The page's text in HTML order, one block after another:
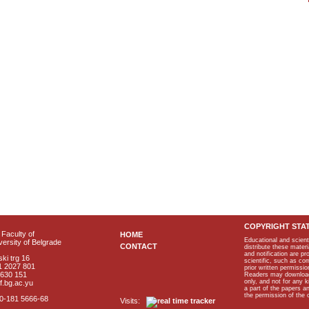
of
of Belgrade
trg 16
2027 801
151
181 5666-68
HOME
CONTACT
Visits:
COPYRIGHT
Educational and
distribute these
and notification are
scientific, such as
prior written
Readers may
only, and not for any
a part of the papers
the permission of the